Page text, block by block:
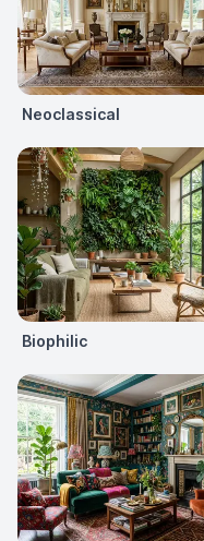
Neoclassical
Biophilic